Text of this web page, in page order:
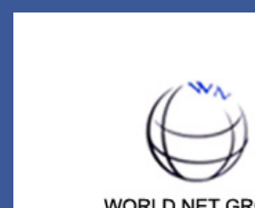
Ворлд Нэт Групп
МДТОФ ХХК
Монголиан Юниверсаль
Дархан Хүч Комплекс
МД Прожект